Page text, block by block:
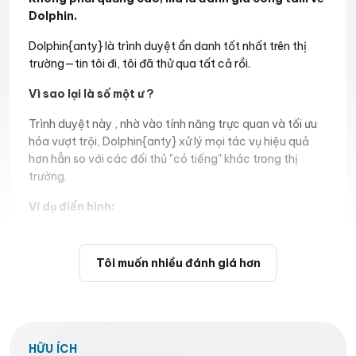
Tôi muốn nhiều đánh giá hơn
Dolphin.
Dolphin{anty} là trình duyệt ẩn danh tốt nhất trên thị
trường—tin tôi đi, tôi đã thử qua tất cả rồi.
Vì sao lại là số một ư ?
Trình duyệt này , nhờ vào tính năng trực quan và tối ưu
hóa vượt trội, Dolphin{anty} xử lý mọi tác vụ hiệu quả
hơn hẳn so với các đối thủ "có tiếng" khác trong thị
trường.
Ví dụ điển hình:
thủ cạnh tranh trực tiếp (tôi không tiện nêu tên,
nhưng nếu bạn đoán được thì cứ đoán) Ads* đã hoàn
HỮU ÍCH